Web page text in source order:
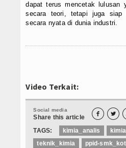
dapat terus mencetak lulusan
secara teori, tetapi juga siap
secara nyata di dunia industri.
Video Terkait:
Social media
Share this article  
TAGS: kimia_analis
teknik_kimia
ppid-